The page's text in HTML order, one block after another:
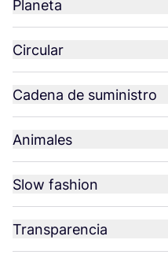
Planeta
Circular
Cadena de suministro
Animales
Slow fashion
Transparencia